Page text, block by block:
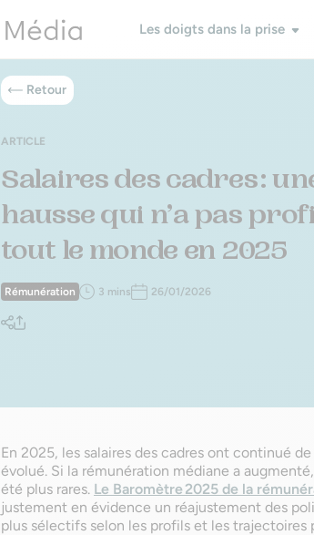
Les doigts dans la prise
Retour
ARTICLE
Salaires des cadres :
hausse qui n’a pas
tout le monde en 2025
Rémunération 3 mins 26/01/2026
En 2025, les salaires des cadres ont continué
évolué. Si la rémunération médiane a
été plus rares. Le Baromètre 2025 de la
justement en évidence un réajustement des
plus sélectifs selon les profils et les trajectoires